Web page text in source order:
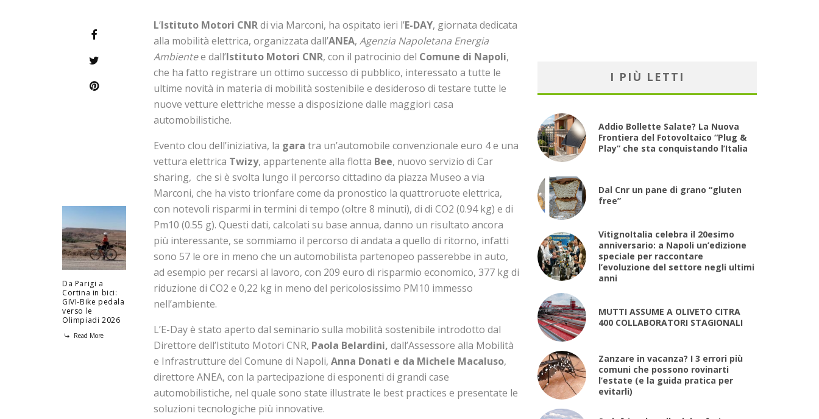
Da Parigi a
Cortina in bici:
GIVI-Bike pedala
verso le
Olimpiadi 2026
Read More
L’Istituto Motori CNRdi via Marconi, ha ospitato ieri l’E-DAY, giornata dedicata
alla mobilità elettrica, organizzata dall’ANEA, Agenzia Napoletana Energia
Ambientee dall’Istituto Motori CNR, con il patrocinio del Comune di Napoli,
che ha fatto registrare un ottimo successo di pubblico, interessato a tutte le
ultime novità in materia di mobilità sostenibile e desideroso di testare tutte le
nuove vetture elettriche messe a disposizione dalle maggiori casa
automobilistiche.
Evento clou dell’iniziativa, la gara tra un’automobile convenzionale euro 4 e una
vettura elettrica Twizy, appartenente alla flotta Bee, nuovo servizio di Car
sharing, che si è svolta lungo il percorso cittadino da piazza Museo a via
Marconi, che ha visto trionfare come da pronostico la quattroruote elettrica,
con notevoli risparmi in termini di tempo (oltre 8 minuti), di di CO2 (0.94 kg) e di
Pm10 (0.55 g). Questi dati, calcolati su base annua, danno un risultato ancora
più interessante, se sommiamo il percorso di andata a quello di ritorno, infatti
sono 57 le ore in meno che un automobilista partenopeo passerebbe in auto,
ad esempio per recarsi al lavoro, con 209 euro di risparmio economico, 377 kg di
riduzione di CO2 e 0,22 kg in meno del pericolosissimo PM10 immesso
nell’ambiente.
L’E-Day è stato aperto dal seminario sulla mobilità sostenibile introdotto dal
Direttore dell’Istituto Motori CNR, Paola Belardini, dall’Assessore alla Mobilità
e Infrastrutture del Comune di Napoli, Anna Donati e da Michele Macaluso,
direttore ANEA, con la partecipazione di esponenti di grandi case
automobilistiche, nel quale sono state illustrate le best practices e presentate le
soluzioni tecnologiche più innovative.
I PIÙ LETTI
Addio Bollette Salate? La Nuova
Frontiera del Fotovoltaico “Plug &
Play” che sta conquistando l’Italia
Dal Cnr un pane di grano “gluten
free”
VitignoItalia celebra il 20esimo
anniversario: a Napoli un’edizione
speciale per raccontare
l’evoluzione del settore negli ultimi
anni
MUTTI ASSUME A OLIVETO CITRA
400 COLLABORATORI STAGIONALI
Zanzare in vacanza? I 3 errori più
comuni che possono rovinarti
l’estate (e la guida pratica per
evitarli)